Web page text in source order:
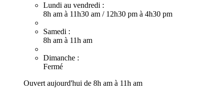
Lundi au vendredi :
8h am à 11h30 am / 12h30 pm à 4h30 pm
Samedi :
8h am à 11h am
Dimanche :
Fermé
Ouvert aujourd'hui de 8h am à 11h am